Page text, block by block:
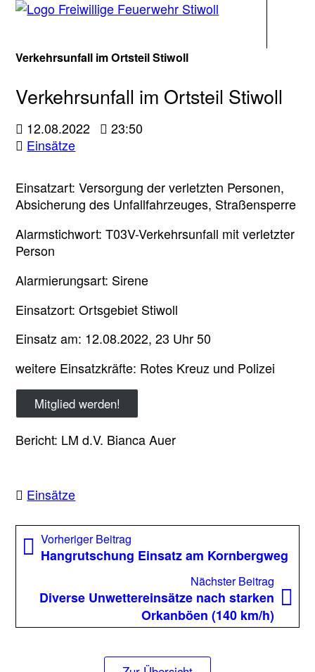
Verkehrsunfall im Ortsteil Stiwoll
Verkehrsunfall im Ortsteil Stiwoll
12.08.2022
23:50
Einsätze
Einsatzart: Versorgung der verletzten Personen,
Absicherung des Unfallfahrzeuges, Straßensperre
Alarmstichwort: T03V-Verkehrsunfall mit verletzter
Person
Alarmierungsart: Sirene
Einsatzort: Ortsgebiet Stiwoll
Einsatz am: 12.08.2022, 23 Uhr 50
weitere Einsatzkräfte: Rotes Kreuz und Polizei
Mitglied werden!
Bericht: LM d.V. Bianca Auer
Einsätze
Beitragsnavigation
Vorheriger Beitrag
Beitrag:
Hangrutschung Einsatz am Kornbergweg
Nächster Beitrag
Diverse Unwettereinsätze nach starken
Orkanböen (140 km/h)